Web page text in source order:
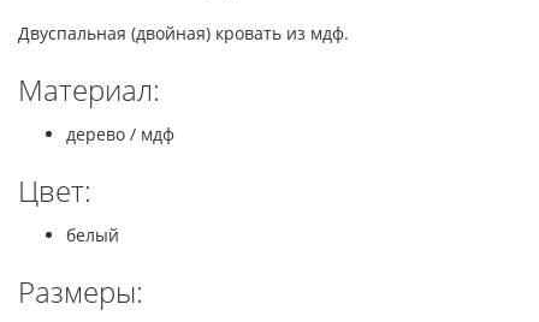
Двуспальная (двойная) кровать из мдф.
Материал:
дерево / мдф
Цвет:
белый
Размеры: